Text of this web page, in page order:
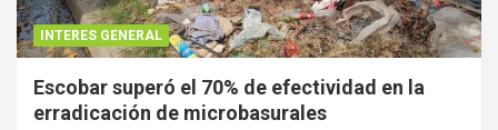
INTERES GENERAL
Escobar superó el 70% de efectividad en la
erradicación de microbasurales